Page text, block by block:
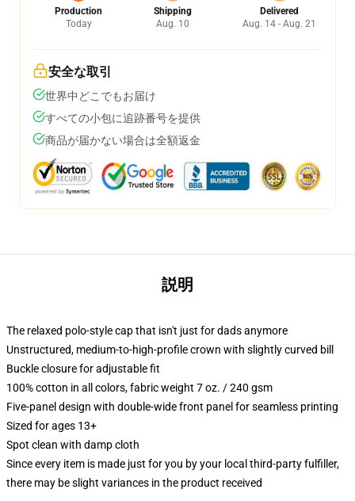
Production
Today
Shipping
Aug. 10
Delivered
Aug. 14 - Aug. 21
安全な取引
世界中どこでもお届け
すべての小包に追跡番号を提供
商品が届かない場合は全額返金
説明
The relaxed polo-style cap that isn't just for dads anymore
Unstructured, medium-to-high-profile crown with slightly curved bill
Buckle closure for adjustable fit
100% cotton in all colors, fabric weight 7 oz. / 240 gsm
Five-panel design with double-wide front panel for seamless printing
Sized for ages 13+
Spot clean with damp cloth
Since every item is made just for you by your local third-party fulfiller,
there may be slight variances in the product received